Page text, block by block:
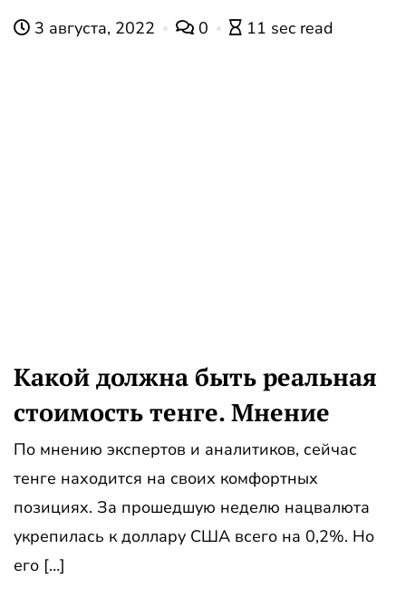
3 августа, 2022 0 11 sec read
Какой должна быть реальная
стоимость тенге. Мнение
По мнению экспертов и аналитиков, сейчас
тенге находится на своих комфортных
позициях. За прошедшую неделю нацвалюта
укрепилась к доллару США всего на 0,2%. Но
его […]